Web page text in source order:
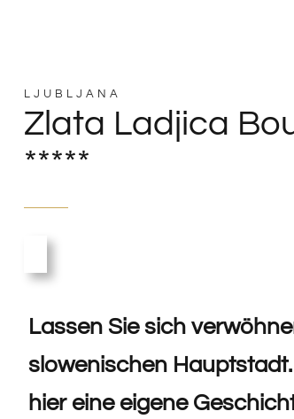
LJUBLJANA
Zlata Ladjica
*****
Lassen Sie sich
slowenischen
hier eine eigene